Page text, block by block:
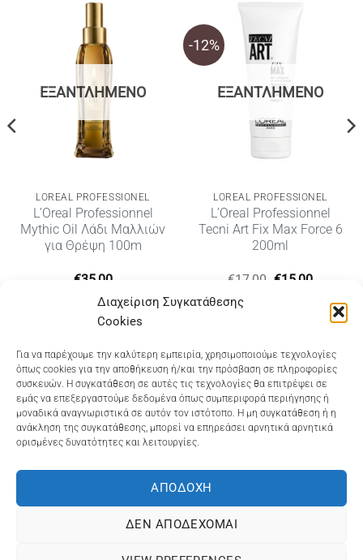
Διαχείριση Συγκατάθεσης
Cookies
Για να παρέχουμε την καλύτερη εμπειρία, χρησιμοποιούμε τεχνολογίες
όπως cookies για την αποθήκευση ή/και την πρόσβαση σε πληροφορίες
συσκευών. Η συγκατάθεση σε αυτές τις τεχνολογίες θα επιτρέψει σε
εμάς να επεξεργαστούμε δεδομένα όπως συμπεριφορά περιήγησης ή
μοναδικά αναγνωριστικά σε αυτόν τον ιστότοπο. Η μη συγκατάθεση ή η
ανάκληση της συγκατάθεσης, μπορεί να επηρεάσει αρνητικά αρνητικά
ορισμένες δυνατότητες και λειτουργίες.
ΑΠΟΔΟΧΉ
ΔΕΝ ΑΠΟΔΈΧΟΜΑΙ
ΕΞΑΝΤΛΗΜΈΝΟ
LOREAL PROFESSIONEL
L’Oreal Professionnel
Mythic Oil Λάδι Μαλλιών
για Θρέψη 100m
€35,00
-12%
ΕΞΑΝΤΛΗΜΈΝΟ
LOREAL PROFESSIONEL
L’Oreal Professionnel
Tecni Art Fix Max Force 6
200ml
€17,00 Original
€15,00Η
τιμή
είναι:
€15,00.
Dioni Hair Care, Ζυμβρακάκηδων 33, τηλ 28210
91906
Dioni Hair Spa, Κ. Σφακιανάκη 5, τηλ 28210 94712
On
Delivery
ΤΡΟΠΟΙ ΠΛΗΡΩΜΗΣ
ΠΟΛΙΤΙΚΉ ΕΠΙΣΤΡΟΦΏΝ
ΠΟΛΙΤΙΚΉ ΑΠΟΡΡΉΤΟΥ – COOKIES (ΕΕ)